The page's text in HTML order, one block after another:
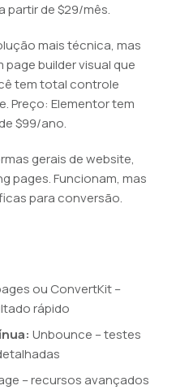
partir de $29/mês.
mais técnica, mas
page builder visual que
tem total controle
Preço: Elementor tem
$99/ano.
gerais de website,
pages. Funcionam, mas
para conversão.
ou ConvertKit –
rápido
Unbounce – testes
– recursos avançados